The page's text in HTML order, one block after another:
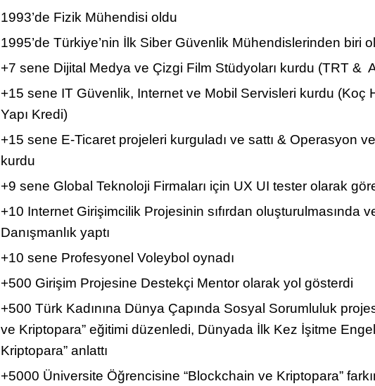
1993’de Fizik Mühendisi oldu
1995’de Türkiye’nin İlk Siber Güvenlik Mühendislerinden biri
+7 sene Dijital Medya ve Çizgi Film Stüdyoları kurdu (TRT &
+15 sene IT Güvenlik, Internet ve Mobil Servisleri kurdu (Koç
Yapı Kredi)
+15 sene E-Ticaret projeleri kurguladı ve sattı & Operasyon
kurdu
+9 sene Global Teknoloji Firmaları için UX UI tester olarak
+10 Internet Girişimcilik Projesinin sıfırdan oluşturulmasında
Danışmanlık yaptı
+10 sene Profesyonel Voleybol oynadı
+500 Girişim Projesine Destekçi Mentor olarak yol gösterdi
+500 Türk Kadınına Dünya Çapında Sosyal Sorumluluk
ve Kriptopara” eğitimi düzenledi, Dünyada İlk Kez İşitme
Kriptopara” anlattı
+5000 Üniversite Öğrencisine “Blockchain ve Kriptopara”